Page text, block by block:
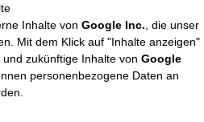
Inhalte von Google Inc. , die unser
Mit dem Klick auf "Inhalte anzeigen"
zukünftige Inhalte von Google
personenbezogene Daten an